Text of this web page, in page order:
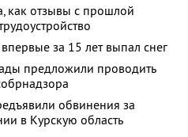
как отзывы с прошлой
за 15 лет выпал снег
предложили проводить
обвинения за
в Курскую область